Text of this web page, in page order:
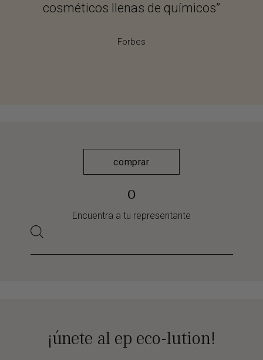
cosméticos llenas de químicos”
Forbes
comprar
o
Encuentra a tu representante
¡únete al ep eco-lution!